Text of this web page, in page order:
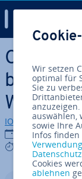
Zum Haupt­in­halt
Cross-
IONOS Redaktion
02.09.2020
6 mins
Wir setzen
optimal für
Sie zu
auswählen,
sowie Ihre
Infos
Cookies
ablehnen